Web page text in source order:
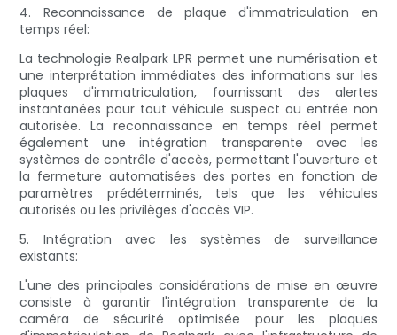
4. Reconnaissance de plaque d'immatriculation en
temps réel:
La technologie Realpark LPR permet une numérisation et
une interprétation immédiates des informations sur les
plaques d'immatriculation, fournissant des alertes
instantanées pour tout véhicule suspect ou entrée non
autorisée. La reconnaissance en temps réel permet
également une intégration transparente avec les
systèmes de contrôle d'accès, permettant l'ouverture et
la fermeture automatisées des portes en fonction de
paramètres prédéterminés, tels que les véhicules
autorisés ou les privilèges d'accès VIP.
5. Intégration avec les systèmes de surveillance
existants:
L'une des principales considérations de mise en œuvre
consiste à garantir l'intégration transparente de la
caméra de sécurité optimisée pour les plaques